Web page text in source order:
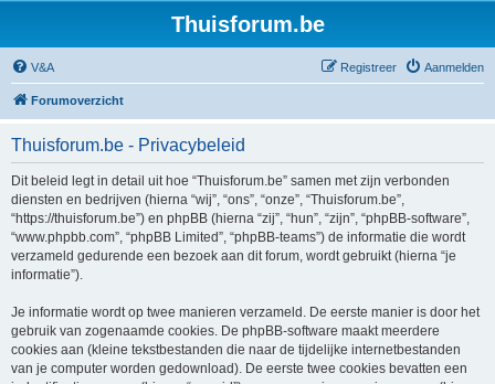
Thuisforum.be
V&A Aanmelden
Registreer
Forumoverzicht
Thuisforum.be - Privacybeleid
Dit beleid legt in detail uit hoe “Thuisforum.be” samen met zijn verbonden
diensten en bedrijven (hierna “wij”, “ons”, “onze”, “Thuisforum.be”,
“https://thuisforum.be”) en phpBB (hierna “zij”, “hun”, “zijn”, “phpBB-software”,
“www.phpbb.com”, “phpBB Limited”, “phpBB-teams”) de informatie die wordt
verzameld gedurende een bezoek aan dit forum, wordt gebruikt (hierna “je
informatie”).
Je informatie wordt op twee manieren verzameld. De eerste manier is door het
gebruik van zogenaamde cookies. De phpBB-software maakt meerdere
cookies aan (kleine tekstbestanden die naar de tijdelijke internetbestanden
van je computer worden gedownload). De eerste twee cookies bevatten een